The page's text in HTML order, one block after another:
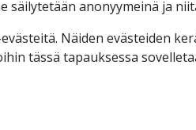
säilytetään anonyymeinä ja
Näiden evästeiden
tässä tapauksessa